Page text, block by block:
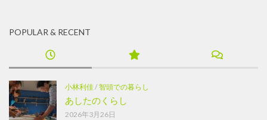
POPULAR & RECENT
小林利佳/智頭での暮らし
あしたのくらし
2026年3月26日